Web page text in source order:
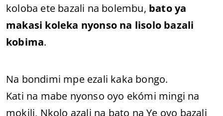
koloba ete bazali na bolembu, bato ya
makasi koleka nyonso na lisolo bazali
kobima.
Na bondimi mpe ezali kaka bongo.
Kati na mabe nyonso oyo ekómi mingi na
mokili, Nkolo azali na bato na Ye oyo bazali